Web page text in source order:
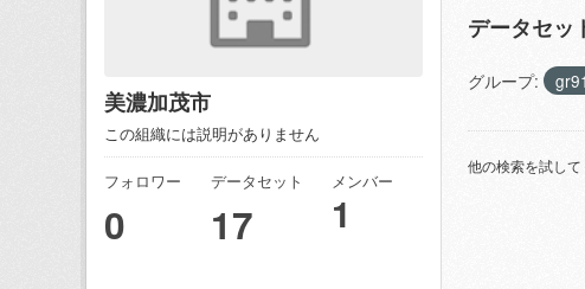
美濃加茂市
この組織には説明がありません
フォロワー
0
データセット
17
メンバー
1
データセッ
グループ:
他の検索を試して